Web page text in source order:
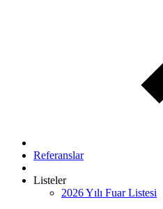
Referanslar
Listeler
2026 Yılı Fuar Listesi